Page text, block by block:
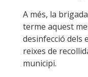
A més, la
terme aquest
desinfecció dels
reixes de
municipi.